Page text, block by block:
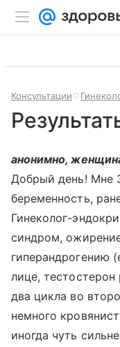
Консультации
анонимно,
Добрый день! Мне
беременность,
Гинеколог-
синдром,
гиперандрогению
лице,
два цикла во
немного
иногда чуть